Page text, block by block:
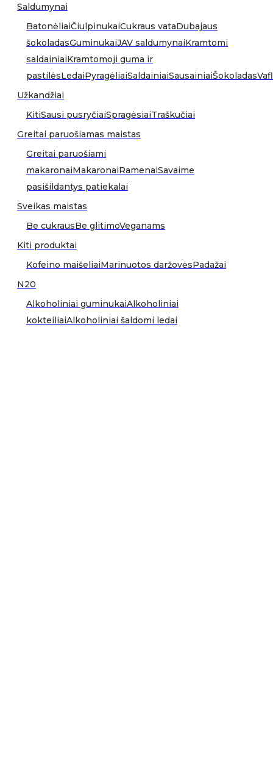
Saldumynai
BatonėliaiČiulpinukaiCukraus vataDubajaus
šokoladasGuminukaiJAV saldumynaiKramtomi
saldainiaiKramtomoji guma ir
pastilėsLedaiPyragėliaiSaldainiaiSausainiaiŠokoladas
Užkandžiai
KitiSausi pusryčiaiSpragėsiaiTraškučiai
Greitai paruošiamas maistas
Greitai paruošiami
makaronaiMakaronaiRamenaiSavaime
pasišildantys patiekalai
Sveikas maistas
Be cukrausBe glitimoVeganams
Kiti produktai
Kofeino maišeliaiMarinuotos daržovėsPadažai
N20
Alkoholiniai guminukaiAlkoholiniai
kokteiliaiAlkoholiniai šaldomi ledai